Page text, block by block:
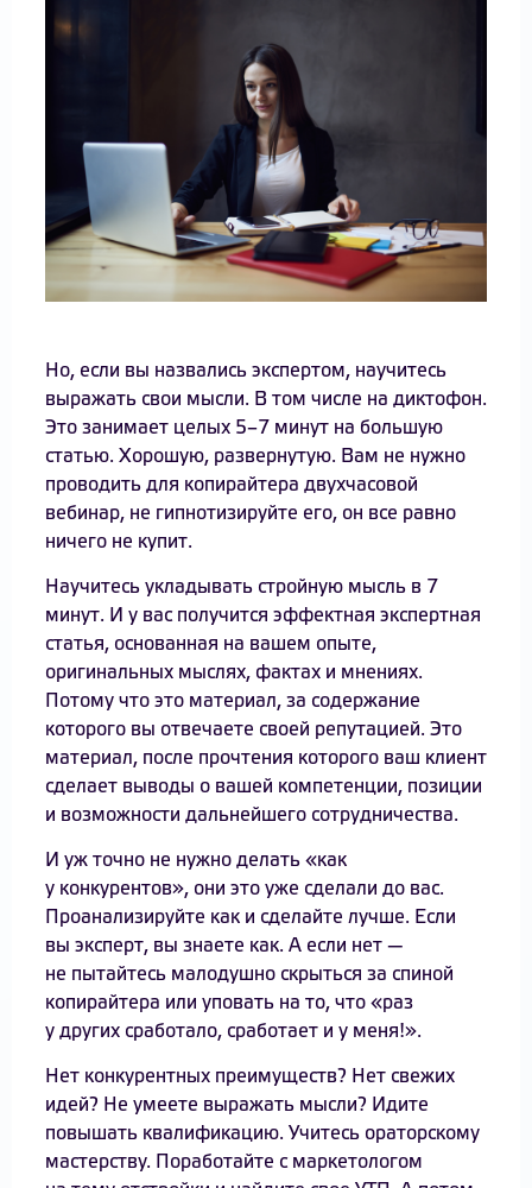
Но, если вы назвались экспертом, научитесь
выражать свои мысли. В том числе на диктофон.
Это занимает целых 5–7 минут на большую
статью. Хорошую, развернутую. Вам не нужно
проводить для копирайтера двухчасовой
вебинар, не гипнотизируйте его, он все равно
ничего не купит.
Научитесь укладывать стройную мысль в 7
минут. И у вас получится эффектная экспертная
статья, основанная на вашем опыте,
оригинальных мыслях, фактах и мнениях.
Потому что это материал, за содержание
которого вы отвечаете своей репутацией. Это
материал, после прочтения которого ваш клиент
сделает выводы о вашей компетенции, позиции
и возможности дальнейшего сотрудничества.
И уж точно не нужно делать «как
у конкурентов», они это уже сделали до вас.
Проанализируйте как и сделайте лучше. Если
вы эксперт, вы знаете как. А если нет —
не пытайтесь малодушно скрыться за спиной
копирайтера или уповать на то, что «раз
у других сработало, сработает и у меня!».
Нет конкурентных преимуществ? Нет свежих
идей? Не умеете выражать мысли? Идите
повышать квалификацию. Учитесь ораторскому
мастерству. Поработайте с маркетологом